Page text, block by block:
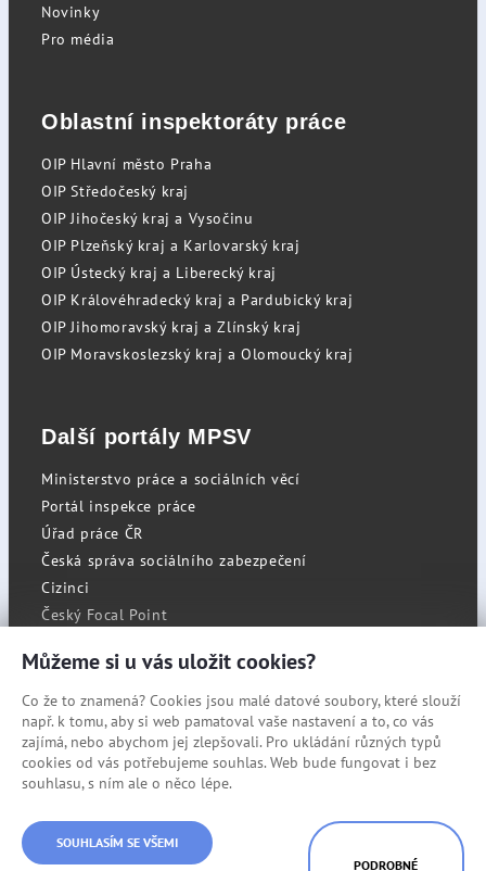
Novinky
Pro média
Oblastní inspektoráty práce
OIP Hlavní město Praha
OIP Středočeský kraj
OIP Jihočeský kraj a Vysočinu
OIP Plzeňský kraj a Karlovarský kraj
OIP Ústecký kraj a Liberecký kraj
OIP Královéhradecký kraj a Pardubický kraj
OIP Jihomoravský kraj a Zlínský kraj
OIP Moravskoslezský kraj a Olomoucký kraj
Další portály MPSV
Ministerstvo práce a sociálních věcí
Portál inspekce práce
Úřad práce ČR
Česká správa sociálního zabezpečení
Cizinci
Český Focal Point
RSS
Cookies
Prohlášení o přístupnosti
Mapa stránek
© Státní úřad inspekce práce
Můžeme si u vás uložit cookies?
Co že to znamená? Cookies jsou malé datové soubory, které slouží
např. k tomu, aby si web pamatoval vaše nastavení a to, co vás
zajímá, nebo abychom jej zlepšovali. Pro ukládání různých typů
cookies od vás potřebujeme souhlas. Web bude fungovat i bez
souhlasu, s ním ale o něco lépe.
SOUHLASÍM SE VŠEMI
PODROBNÉ